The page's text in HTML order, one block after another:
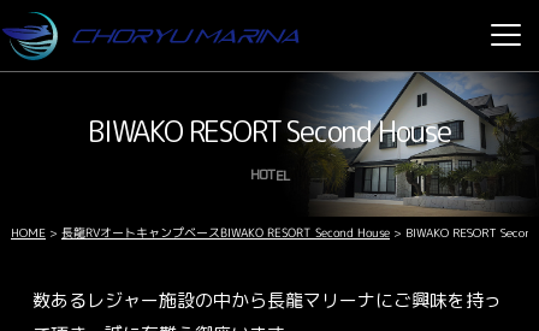
BIWAKO RESORT Second House
HOTEL
HOME> 長龍RVオートキャンプベースBIWAKO RESORT Second House> BIWAKO RESORT
数あるレジャー施設の中から長龍マリーナにご興味を持っ